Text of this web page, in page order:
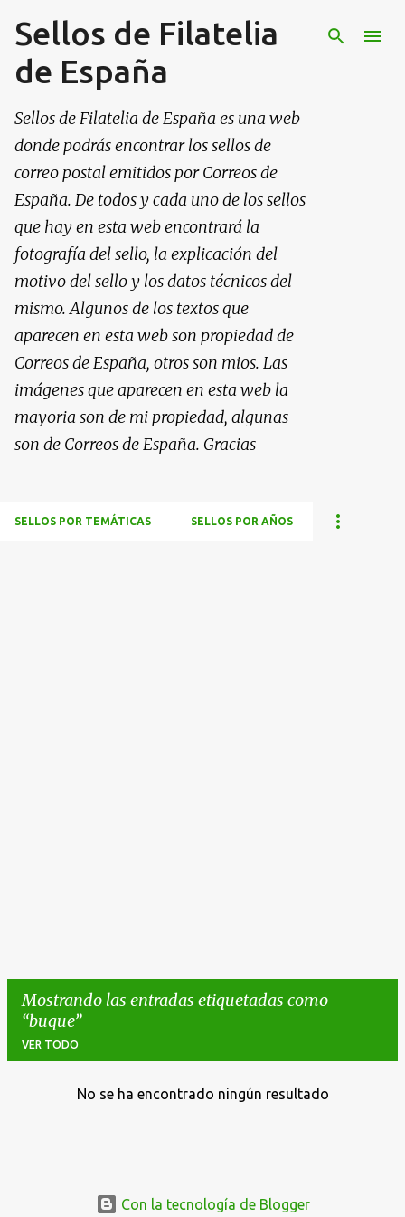
Ir al contenido principal
Sellos de Filatelia
de España
Sellos de Filatelia de España es una web
donde podrás encontrar los sellos de
correo postal emitidos por Correos de
España. De todos y cada uno de los sellos
que hay en esta web encontrará la
fotografía del sello, la explicación del
motivo del sello y los datos técnicos del
mismo. Algunos de los textos que
aparecen en esta web son propiedad de
Correos de España, otros son mios. Las
imágenes que aparecen en esta web la
mayoria son de mi propiedad, algunas
son de Correos de España. Gracias
SELLOS POR TEMÁTICAS SELLOS POR AÑOS
Mostrando las entradas etiquetadas como
buque
VER TODO
No se ha encontrado ningún resultado
Con la tecnología de Blogger